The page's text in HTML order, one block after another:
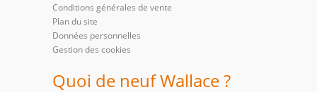
Conditions générales de vente
Plan du site
Données personnelles
Gestion des cookies
Quoi de neuf Wallace ?